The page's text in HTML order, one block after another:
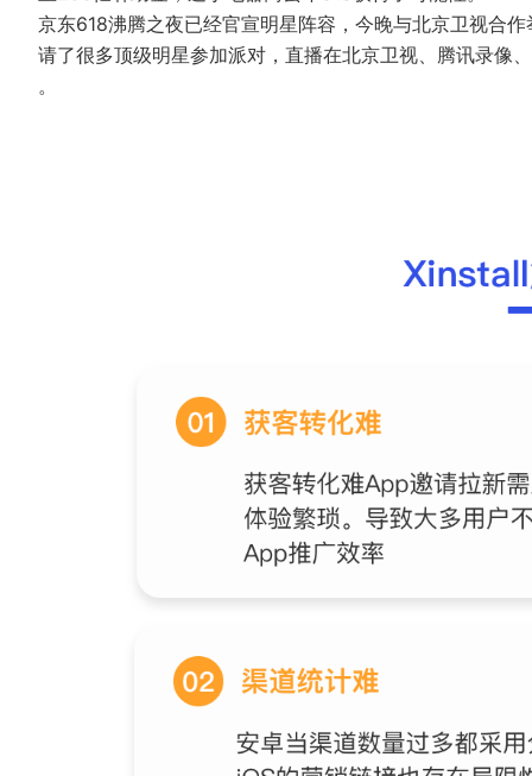
京东618沸腾之夜已经官宣明星阵容，今晚与北京卫视合
请了很多顶级明星参加派对，直播在北京卫视、腾讯录像
。